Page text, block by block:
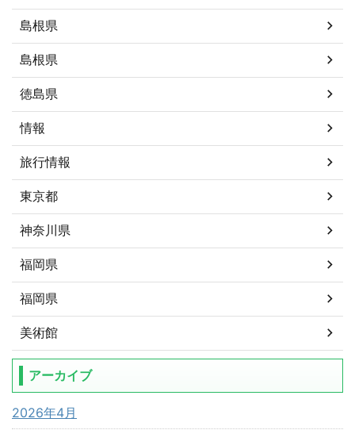
島根県
島根県
徳島県
情報
旅行情報
東京都
神奈川県
福岡県
福岡県
美術館
アーカイブ
2026年4月